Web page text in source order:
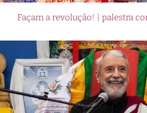
Façam a revolução! | palestra